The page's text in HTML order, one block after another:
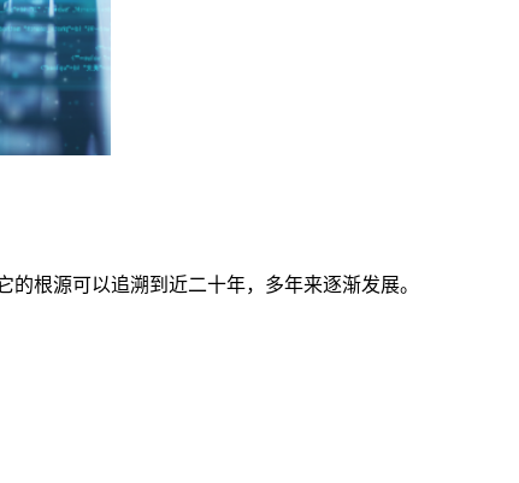
根源可以追溯到近二十年，多年来逐渐发展。